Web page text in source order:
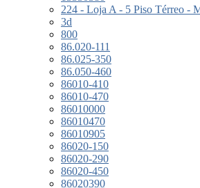
224 - Loja A - 5 Piso Térreo -
3d
800
86.020-111
86.025-350
86.050-460
86010-410
86010-470
86010000
86010470
86010905
86020-150
86020-290
86020-450
86020390